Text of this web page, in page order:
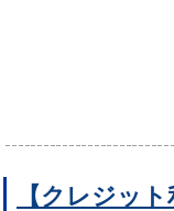
【クレジッ